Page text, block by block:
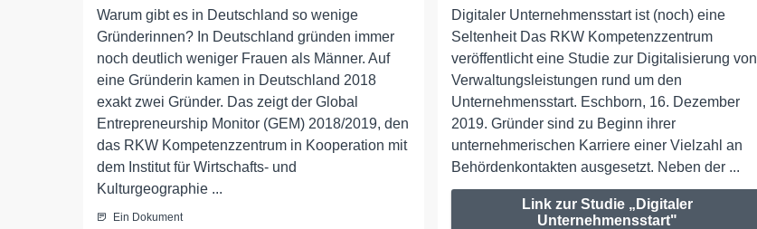
Warum gibt es in Deutschland so wenige
Gründerinnen? In Deutschland gründen immer
noch deutlich weniger Frauen als Männer. Auf
eine Gründerin kamen in Deutschland 2018
exakt zwei Gründer. Das zeigt der Global
Entrepreneurship Monitor (GEM) 2018/2019, den
das RKW Kompetenzzentrum in Kooperation mit
dem Institut für Wirtschafts- und
Kulturgeographie ...
Ein Dokument
Digitaler Unternehmensstart ist (noch) eine
Seltenheit Das RKW Kompetenzzentrum
veröffentlicht eine Studie zur Digitalisierung von
Verwaltungsleistungen rund um den
Unternehmensstart. Eschborn, 16. Dezember
2019. Gründer sind zu Beginn ihrer
unternehmerischen Karriere einer Vielzahl an
Behördenkontakten ausgesetzt. Neben der ...
Link zur Studie „Digitaler
Unternehmensstart"